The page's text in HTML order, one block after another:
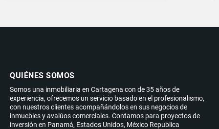
QUIÉNES SOMOS
Somos una inmobiliaria en Cartagena con de 35 años de
experiencia, ofrecemos un servicio basado en el profesionalismo,
con nuestros clientes acompañándolos en sus negocios de
inmuebles y avalúos comerciales. Contamos para proyectos de
inversión en Panamá, Estados Unidos, México Republica